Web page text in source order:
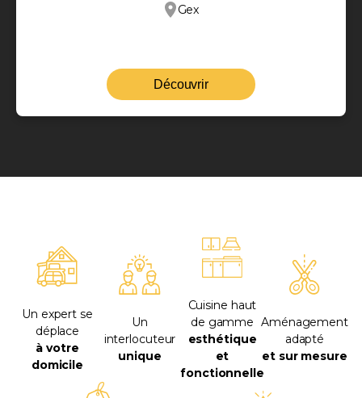
Gex
Découvrir
Un expert se
déplace
à votre
domicile
Un
interlocuteur
unique
Cuisine haut
de gamme
esthétique
et
fonctionnelle
Aménagement
adapté
et sur mesure